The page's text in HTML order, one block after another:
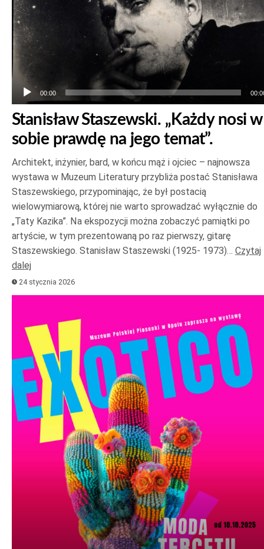
00:00
Stanisław Staszewski. „Każdy nosi w
sobie prawdę na jego temat”.
Architekt, inżynier, bard, w końcu mąż i ojciec – najnowsza
wystawa w Muzeum Literatury przybliża postać Stanisława
Staszewskiego, przypominając, że był postacią
wielowymiarową, której nie warto sprowadzać wyłącznie do
„Taty Kazika”. Na ekspozycji można zobaczyć pamiątki po
artyście, w tym prezentowaną po raz pierwszy, gitarę
Staszewskiego. Stanisław Staszewski (1925- 1973)… Czytaj
dalej
24 stycznia 2026
dźwiękowych